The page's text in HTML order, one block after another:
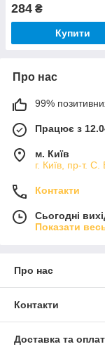
284 ₴
Купити
Про нас
99%
Працює з
м. Київ
г. Київ, пр-т.
Контакти
Сьогодні
Показати
Про нас
Контакти
Доставка та